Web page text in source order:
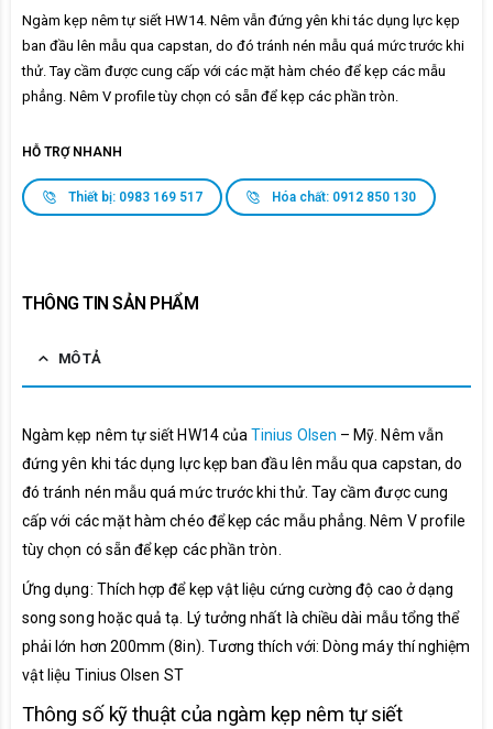
Ngàm kẹp nêm tự siết HW14. Nêm vẫn đứng yên khi tác dụng lực kẹp
ban đầu lên mẫu qua capstan, do đó tránh nén mẫu quá mức trước khi
thử. Tay cầm được cung cấp với các mặt hàm chéo để kẹp các mẫu
phẳng. Nêm V profile tùy chọn có sẵn để kẹp các phần tròn.
HỖ TRỢ NHANH
Thiết bị: 0983 169 517 Hóa chất: 0912 850 130
THÔNG TIN SẢN PHẨM
MÔ TẢ
Ngàm kẹp nêm tự siết HW14 củaTinius Olsen – Mỹ. Nêm vẫn
đứng yên khi tác dụng lực kẹp ban đầu lên mẫu qua capstan, do
đó tránh nén mẫu quá mức trước khi thử. Tay cầm được cung
cấp với các mặt hàm chéo để kẹp các mẫu phẳng. Nêm V profile
tùy chọn có sẵn để kẹp các phần tròn.
Ứng dụng: Thích hợp để kẹp vật liệu cứng cường độ cao ở dạng
song song hoặc quả tạ. Lý tưởng nhất là chiều dài mẫu tổng thể
phải lớn hơn 200mm (8in). Tương thích với: Dòng máy thí nghiệm
vật liệu Tinius Olsen ST
Thông số kỹ thuật của ngàm kẹp nêm tự siết